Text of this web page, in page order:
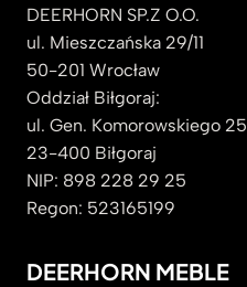
DEERHORN SP.Z O.O.
ul. Mieszczańska 29/11
50-201 Wrocław
Oddział Biłgoraj:
ul. Gen. Komorowskiego 25
23-400 Biłgoraj
NIP: 898 228 29 25
Regon: 523165199
DEERHORN MEBLE